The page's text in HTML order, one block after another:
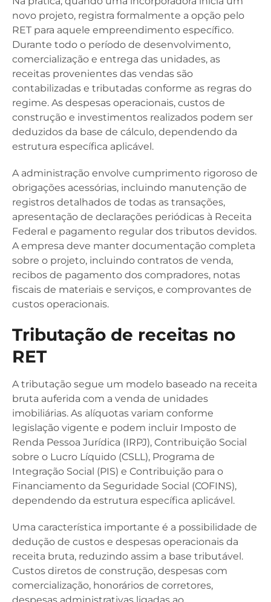
novo projeto, registra formalmente a opção pelo
RET para aquele empreendimento específico.
Durante todo o período de desenvolvimento,
comercialização e entrega das unidades, as
receitas provenientes das vendas são
contabilizadas e tributadas conforme as regras do
regime. As despesas operacionais, custos de
construção e investimentos realizados podem ser
deduzidos da base de cálculo, dependendo da
estrutura específica aplicável.
A administração envolve cumprimento rigoroso de
obrigações acessórias, incluindo manutenção de
registros detalhados de todas as transações,
apresentação de declarações periódicas à Receita
Federal e pagamento regular dos tributos devidos.
A empresa deve manter documentação completa
sobre o projeto, incluindo contratos de venda,
recibos de pagamento dos compradores, notas
fiscais de materiais e serviços, e comprovantes de
custos operacionais.
Tributação de receitas no
RET
A tributação segue um modelo baseado na receita
bruta auferida com a venda de unidades
imobiliárias. As alíquotas variam conforme
legislação vigente e podem incluir Imposto de
Renda Pessoa Jurídica (IRPJ), Contribuição Social
sobre o Lucro Líquido (CSLL), Programa de
Integração Social (PIS) e Contribuição para o
Financiamento da Seguridade Social (COFINS),
dependendo da estrutura específica aplicável.
Uma característica importante é a possibilidade de
dedução de custos e despesas operacionais da
receita bruta, reduzindo assim a base tributável.
Custos diretos de construção, despesas com
comercialização, honorários de corretores,